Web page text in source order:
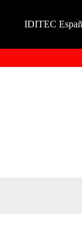
IDITEC